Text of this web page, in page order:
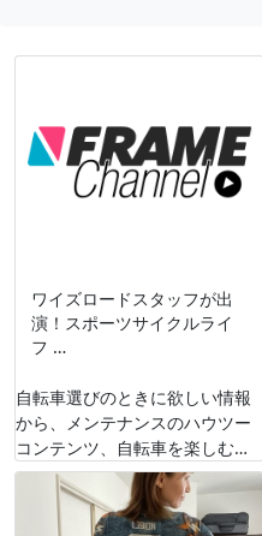
ワイズロードスタッフが出
演！スポーツサイクルライ
フ …
自転車選びのときに欲しい情報
から、メンテナンスのハウツー
コンテンツ、自転車を楽しむた
めのコンテンツなど、様々な自
転車コンテンツを配信している
「FRAME」さん …